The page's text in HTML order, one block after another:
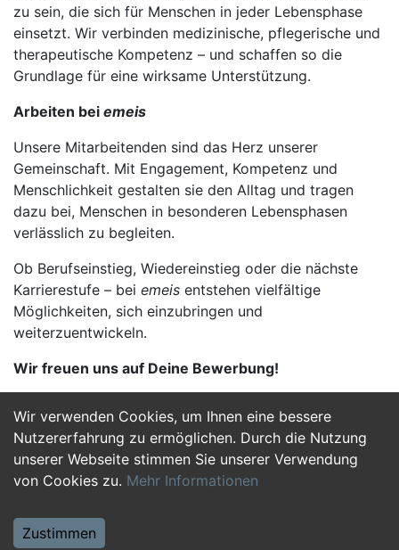
Wir verwenden Cookies, um Ihnen eine bessere
Nutzererfahrung zu ermöglichen. Durch die Nutzung
unserer Webseite stimmen Sie unserer Verwendung
von Cookies zu. Mehr Informationen
Zustimmen
zu sein, die sich für Menschen in jeder Lebensphase
einsetzt. Wir verbinden medizinische, pflegerische und
therapeutische Kompetenz – und schaffen so die
Grundlage für eine wirksame Unterstützung.
Arbeiten bei emeis
Unsere Mitarbeitenden sind das Herz unserer
Gemeinschaft. Mit Engagement, Kompetenz und
Menschlichkeit gestalten sie den Alltag und tragen
dazu bei, Menschen in besonderen Lebensphasen
verlässlich zu begleiten.
Ob Berufseinstieg, Wiedereinstieg oder die nächste
Karrierestufe – bei emeis entstehen vielfältige
Möglichkeiten, sich einzubringen und
weiterzuentwickeln.
Wir freuen uns auf Deine Bewerbung!
Jetzt Bewerben